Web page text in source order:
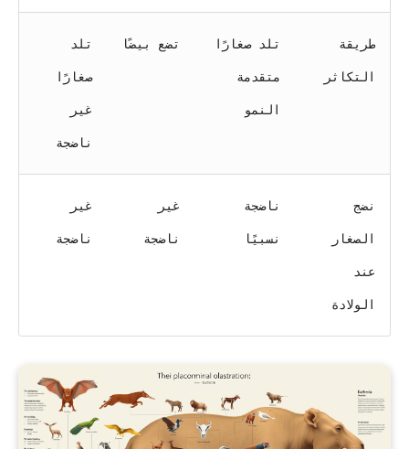
طريقة
التكاثر
تلد صغارًا
متقدمة
النمو
تضع بيضًا تلد
صغارًا
غير
ناضجة
نضج
الصغار
عند
الولادة
ناضجة
نسبيًا
غير
ناضجة
غير
ناضجة